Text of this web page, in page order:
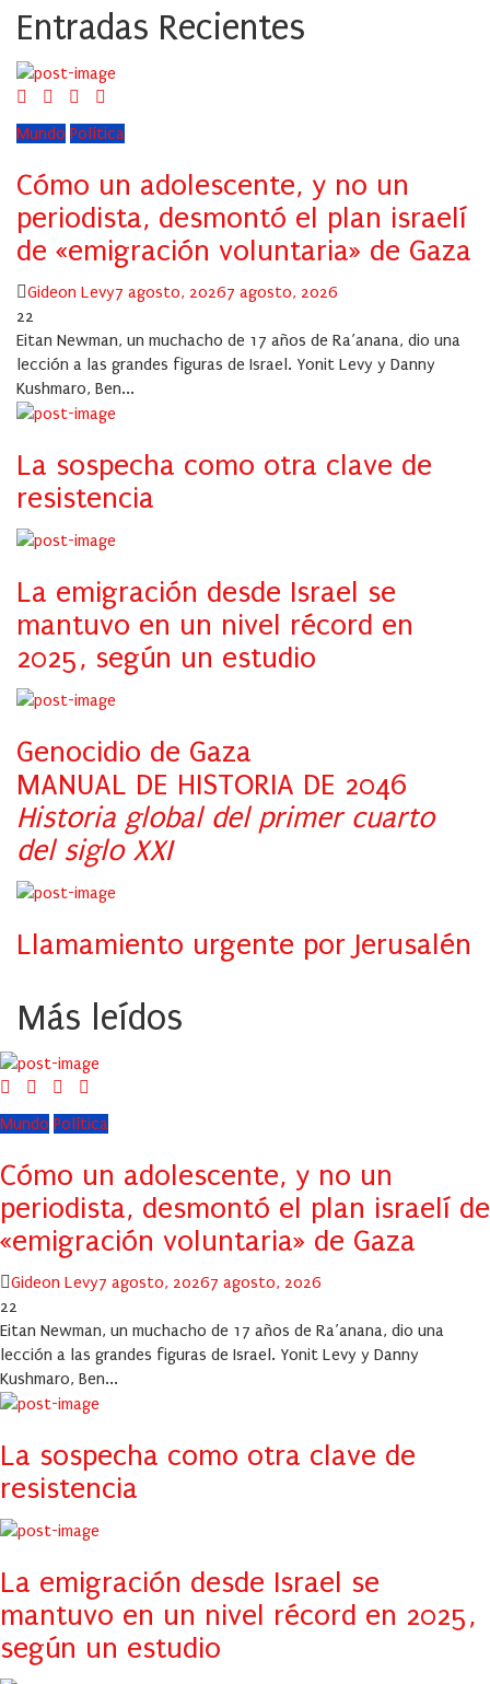
Entradas Recientes
Mundo Política
Cómo un adolescente, y no un
periodista, desmontó el plan israelí
de «emigración voluntaria» de Gaza
Author
Gideon LevyPosted
7 agosto, 20267 agosto, 2026
22
Eitan Newman, un muchacho de 17 años de Ra’anana, dio una
lección a las grandes figuras de Israel. Yonit Levy y Danny
Kushmaro, Ben...
La sospecha como otra clave de
resistencia
La emigración desde Israel se
mantuvo en un nivel récord en
2025, según un estudio
Genocidio de Gaza
MANUAL DE HISTORIA DE 2046
Historia global del primer cuarto
del siglo XXI
Llamamiento urgente por Jerusalén
Más leídos
Mundo Política
Cómo un adolescente, y no un
periodista, desmontó el plan israelí de
«emigración voluntaria» de Gaza
Author
Gideon LevyPosted
7 agosto, 20267 agosto, 2026
22
Eitan Newman, un muchacho de 17 años de Ra’anana, dio una
lección a las grandes figuras de Israel. Yonit Levy y Danny
Kushmaro, Ben...
La sospecha como otra clave de
resistencia
La emigración desde Israel se
mantuvo en un nivel récord en 2025,
según un estudio